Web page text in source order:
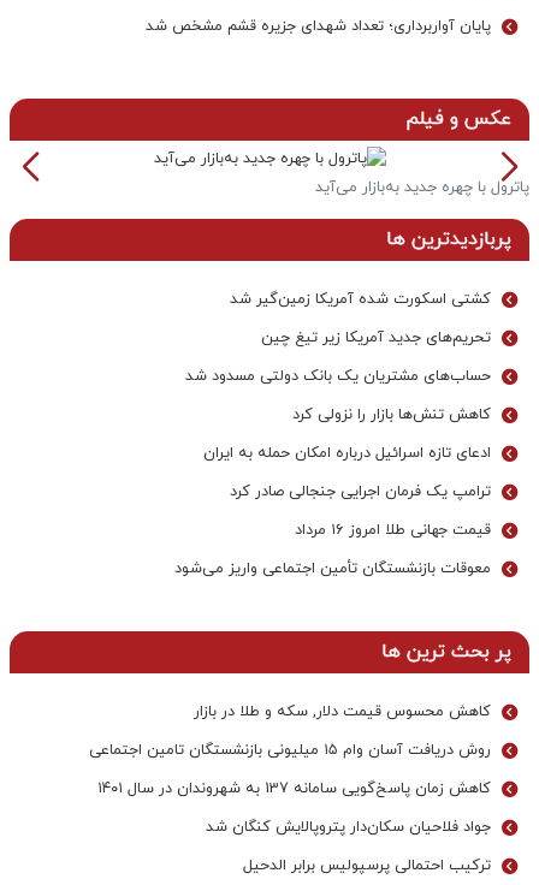
پایان آواربرداری؛ تعداد شهدای جزیره قشم مشخص شد
عکس و فیلم
پاترول با چهره جدید به‌بازار می‌آید
پربازدیدترین ها
کشتی اسکورت شده آمریکا زمین‌گیر شد
تحریم‌های جدید آمریکا زیر تیغ چین
حساب‌های مشتریان یک بانک‌ دولتی مسدود شد
کاهش تنش‌ها بازار را نزولی کرد
ادعای تازه اسرائیل درباره امکان حمله به ایران
ترامپ یک فرمان اجرایی جنجالی صادر کرد
قیمت جهانی طلا امروز ۱۶ مرداد
معوقات بازنشستگان تأمین اجتماعی واریز می‌شود
پر بحث ترین ها
کاهش محسوس قیمت دلار, سکه و طلا در بازار
روش دریافت آسان وام ۱۵ میلیونی بازنشستگان تامین اجتماعی
کاهش زمان پاسخ‌گویی سامانه 137 به شهروندان در سال ۱۴۰۱
جواد فلاحیان سکان‌دار پتروپالایش کنگان شد
ترکیب احتمالی پرسپولیس برابر الدحیل